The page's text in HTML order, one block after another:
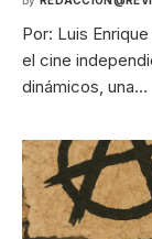
Por: Luis
el cine
dinámicos, una…